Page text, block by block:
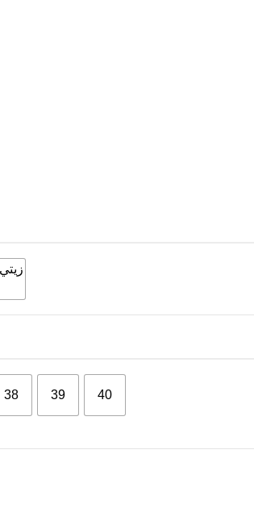
38 39 40